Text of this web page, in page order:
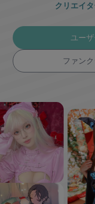
クリエイタ
ユー
ファン